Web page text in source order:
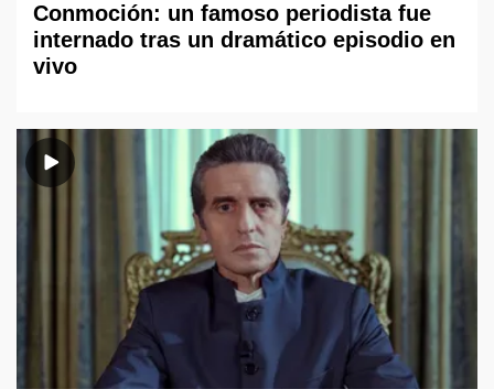
Conmoción: un famoso periodista fue
internado tras un dramático episodio en
vivo